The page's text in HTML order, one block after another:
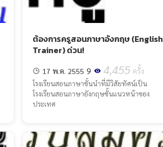
ต้องการครูสอนภาษาอังกฤษ (English
Trainer) ด่วน!
17 พ.ค. 2555 9 4,455 ครั้ง
โรงเรียนสอนภาษาชั้นนำที่มีวิสัยทัศน์เป็น
โรงเรียนสอนภาษาอังกฤษชั้นแนวหน้าของ
ประเทศ